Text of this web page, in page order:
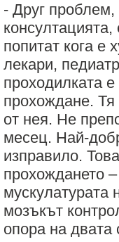
- Друг
попитат кога е
лекари,
проходилката
прохождане. Тя
от нея. Не
месец. Най-
изправило.
прохождането
мускулатурата
мозъкът
опора на двата